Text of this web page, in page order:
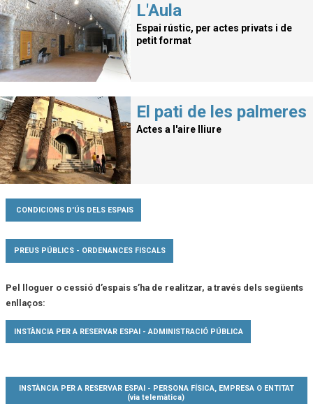
L'Aula
Espai rústic, per actes privats i de
petit format
El pati de les palmeres
Actes a l'aire lliure
CONDICIONS D'ÚS DELS ESPAIS
PREUS PÚBLICS - ORDENANCES FISCALS
Pel lloguer o cessió d’espais s’ha de realitzar, a través dels següents
enllaços:
INSTÀNCIA PER A RESERVAR ESPAI - ADMINISTRACIÓ PÚBLICA
INSTÀNCIA PER A RESERVAR ESPAI - PERSONA FÍSICA, EMPRESA O ENTITAT
(via telemàtica)